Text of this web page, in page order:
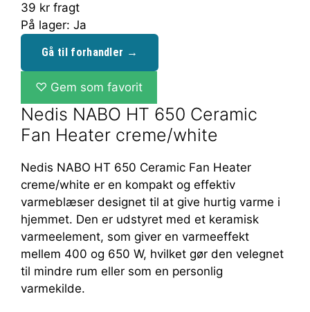
39 kr fragt
På lager: Ja
Gå til forhandler →
♡ Gem som favorit
Nedis NABO HT 650 Ceramic
Fan Heater creme/white
Nedis NABO HT 650 Ceramic Fan Heater
creme/white er en kompakt og effektiv
varmeblæser designet til at give hurtig varme i
hjemmet. Den er udstyret med et keramisk
varmeelement, som giver en varmeeffekt
mellem 400 og 650 W, hvilket gør den velegnet
til mindre rum eller som en personlig
varmekilde.